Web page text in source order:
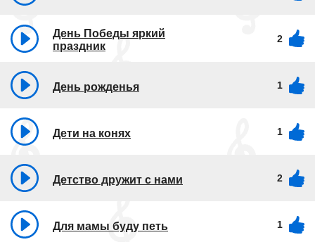
День Победы яркий
праздник
2
День рожденья 1
Дети на конях 1
Детство дружит с нами 2
Для мамы буду петь 1